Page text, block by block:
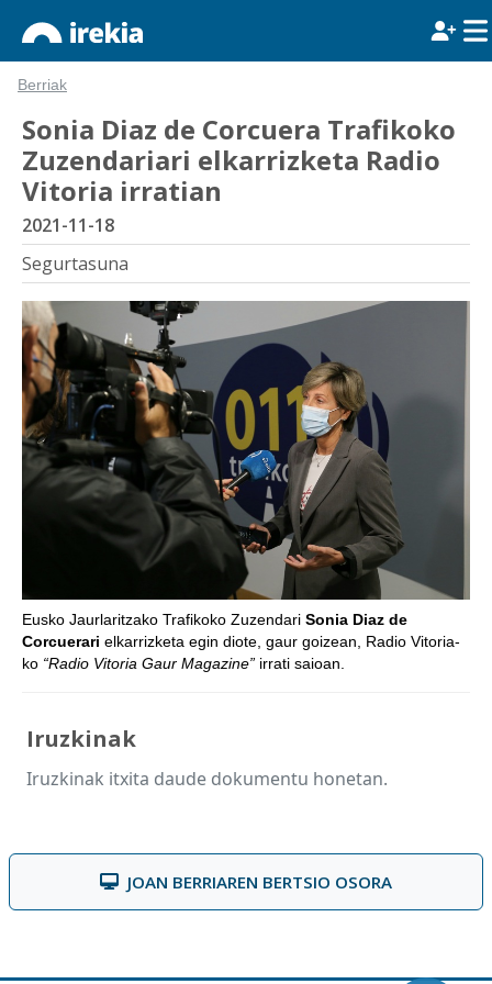
Berriak
Sonia Diaz de Corcuera Trafikoko
Zuzendariari elkarrizketa Radio
Vitoria irratian
2021-11-18
Segurtasuna
Eusko Jaurlaritzako Trafikoko Zuzendari Sonia Diaz de
Corcuerari elkarrizketa egin diote, gaur goizean, Radio Vitoria-
ko “Radio Vitoria Gaur Magazine” irrati saioan.
Iruzkinak
Iruzkinak itxita daude dokumentu honetan.
JOAN BERRIAREN BERTSIO OSORA